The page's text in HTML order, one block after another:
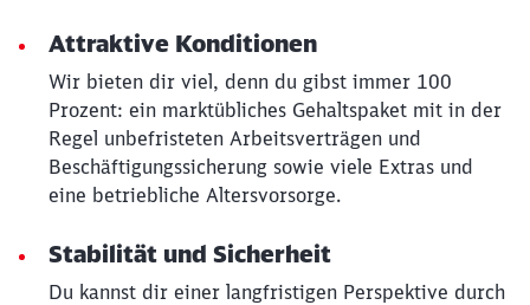
Attraktive Konditionen
Wir bieten dir viel, denn du gibst immer 100
Prozent: ein marktübliches Gehaltspaket mit in der
Regel unbefristeten Arbeitsverträgen und
Beschäftigungssicherung sowie viele Extras und
eine betriebliche Altersvorsorge.
Stabilität und Sicherheit
Du kannst dir einer langfristigen Perspektive durch